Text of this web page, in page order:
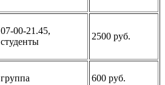
07-00-21.45,
студенты
2500 руб.
группа 600 руб.